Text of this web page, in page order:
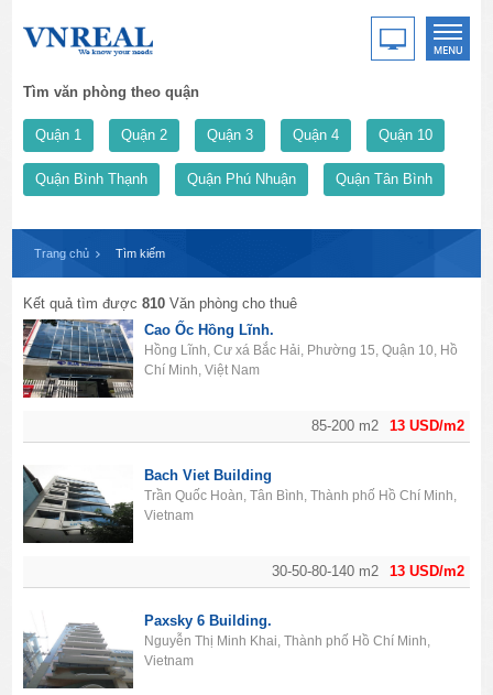
Tìm văn phòng theo quận
Quận 1 Quận 2 Quận 3 Quận 4 Quận 10
Quận Bình Thạnh Quận Phú Nhuận Quận Tân Bình
Trang chủ Tìm kiếm
Kết quả tìm được810 Văn phòng cho thuê
13 USD/m2
85-200 m2
Cao Ốc Hồng Lĩnh.
Hồng Lĩnh, Cư xá Bắc Hải, Phường 15, Quận 10, Hồ
Chí Minh, Việt Nam
13 USD/m2
30-50-80-140 m2
Bach Viet Building
Trần Quốc Hoàn, Tân Bình, Thành phố Hồ Chí Minh,
Vietnam
Paxsky 6 Building.
Nguyễn Thị Minh Khai, Thành phố Hồ Chí Minh,
Vietnam